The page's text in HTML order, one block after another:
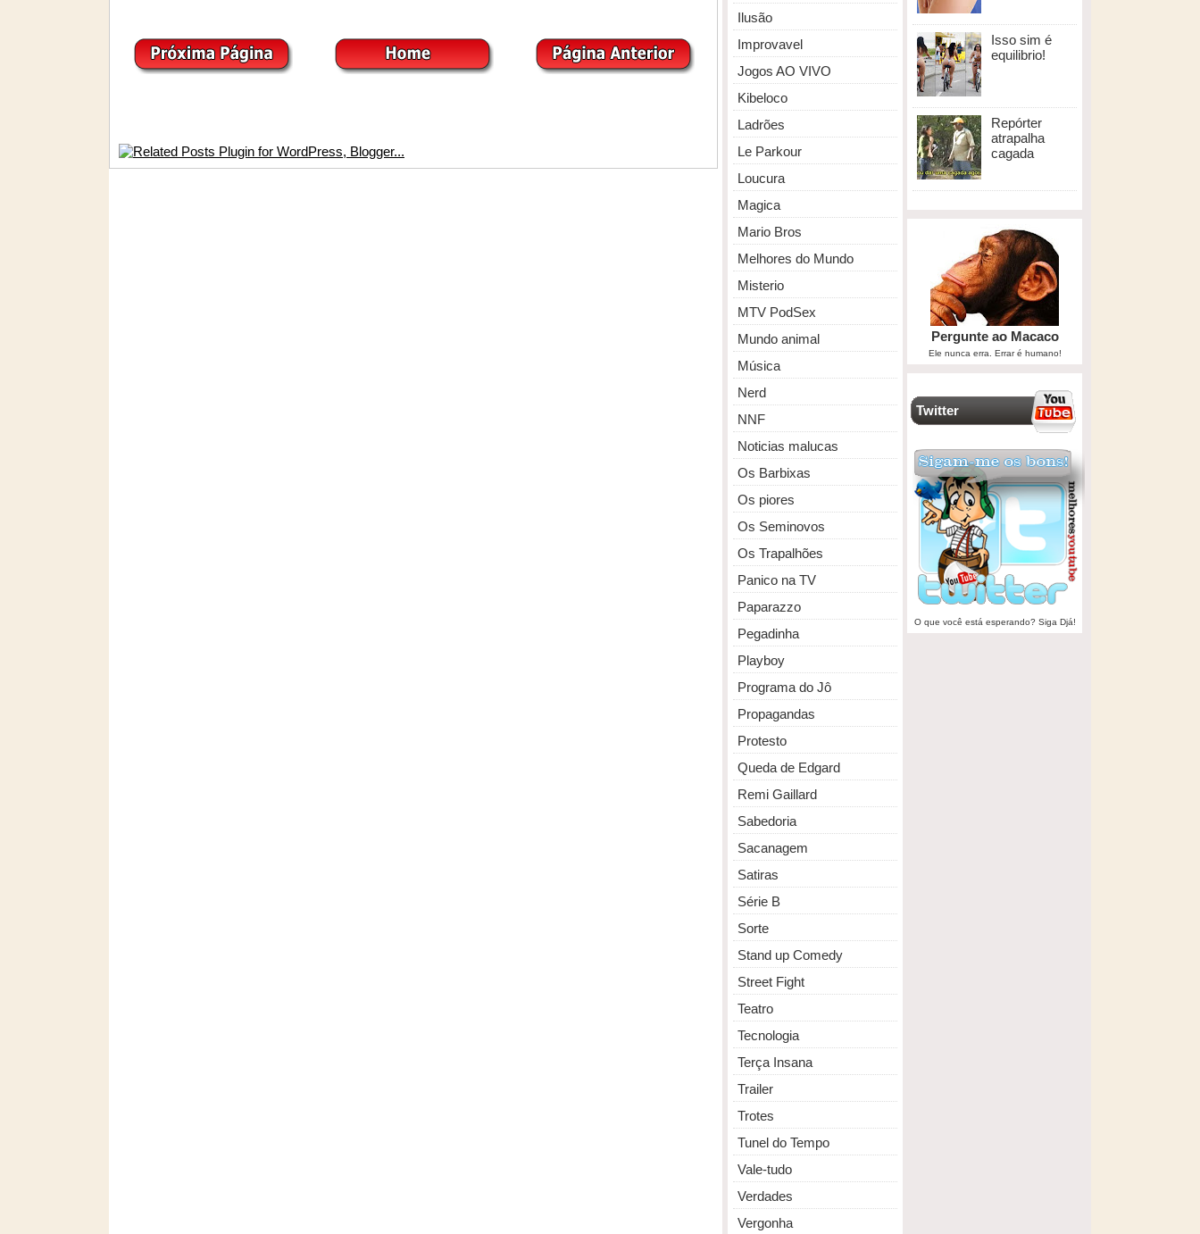
Ilusão
Improvavel
Jogos AO VIVO
Kibeloco
Ladrões
Le Parkour
Loucura
Magica
Mario Bros
Melhores do Mundo
Misterio
MTV PodSex
Mundo animal
Música
Nerd
NNF
Noticias malucas
Os Barbixas
Os piores
Os Seminovos
Os Trapalhões
Panico na TV
Paparazzo
Pegadinha
Playboy
Programa do Jô
Propagandas
Protesto
Queda de Edgard
Remi Gaillard
Sabedoria
Sacanagem
Satiras
Série B
Sorte
Stand up Comedy
Street Fight
Teatro
Tecnologia
Terça Insana
Trailer
Trotes
Tunel do Tempo
Vale-tudo
Verdades
Vergonha
Isso sim é
equilibrio!
Repórter
atrapalha
cagada
Pergunte ao Macaco
Ele nunca erra. Errar é humano!
Twitter
O que você está esperando? Siga Djá!